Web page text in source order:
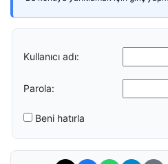
Kullanıcı adı:
Parola:
Beni hatırla